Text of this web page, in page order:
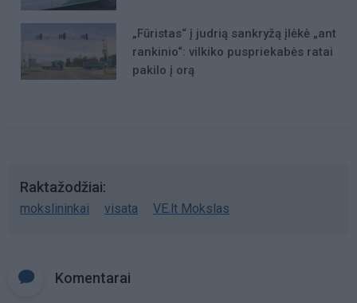
„Fūristas“ į judrią sankryžą įlėkė „ant
rankinio“: vilkiko puspriekabės ratai
pakilo į orą
Raktažodžiai
mokslininkai visata VE.lt Mokslas
Komentarai